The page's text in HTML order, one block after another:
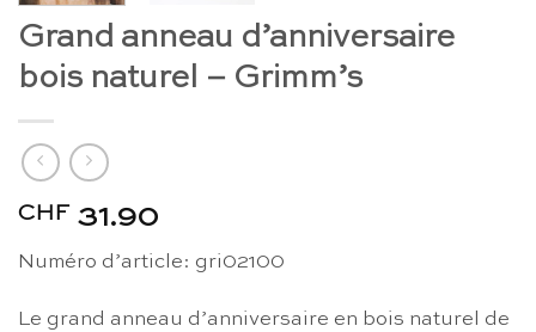
Grand anneau d’anniversaire
bois naturel – Grimm’s
CHF 31.90
Numéro d’article: gri02100
Le grand anneau d’anniversaire en bois naturel de